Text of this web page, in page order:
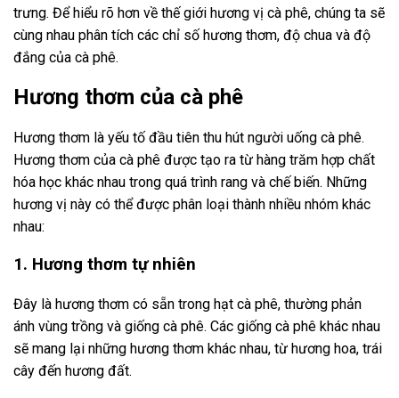
trưng. Để hiểu rõ hơn về thế giới hương vị cà phê, chúng ta sẽ
cùng nhau phân tích các chỉ số hương thơm, độ chua và độ
đắng của cà phê.
Hương thơm của cà phê
Hương thơm là yếu tố đầu tiên thu hút người uống cà phê.
Hương thơm của cà phê được tạo ra từ hàng trăm hợp chất
hóa học khác nhau trong quá trình rang và chế biến. Những
hương vị này có thể được phân loại thành nhiều nhóm khác
nhau:
1. Hương thơm tự nhiên
Đây là hương thơm có sẵn trong hạt cà phê, thường phản
ánh vùng trồng và giống cà phê. Các giống cà phê khác nhau
sẽ mang lại những hương thơm khác nhau, từ hương hoa, trái
cây đến hương đất.